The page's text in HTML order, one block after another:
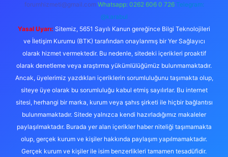
forumhizmeti@gmail.com Whatsapp: 0262 606 0 726 Telegram:
@karabul
Yasal Uyarı: Sitemiz, 5651 Sayılı Kanun gereğince Bilgi Teknolojileri
ve İletişim Kurumu (BTK) tarafından onaylanmış bir Yer Sağlayıcı
olarak hizmet vermektedir. Bu nedenle, sitedeki içerikleri proaktif
olarak denetleme veya araştırma yükümlülüğümüz bulunmamaktadır.
Ancak, üyelerimiz yazdıkları içeriklerin sorumluluğunu taşımakta olup,
siteye üye olarak bu sorumluluğu kabul etmiş sayılırlar. Bu internet
sitesi, herhangi bir marka, kurum veya şahıs şirketi ile hiçbir bağlantısı
bulunmamaktadır. Sitede yalnızca kendi hazırladığımız makaleler
paylaşılmaktadır. Burada yer alan içerikler haber niteliği taşımamakta
olup, gerçek kurum ve kişiler hakkında paylaşım yapılmamaktadır.
Gerçek kurum ve kişiler ile isim benzerlikleri tamamen tesadüfidir.